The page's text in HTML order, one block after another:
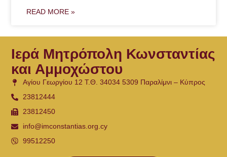
READ MORE »
Ιερά Μητρόπολη Κωνσταντίας
και Αμμοχώστου
Αγίου Γεωργίου 12 Τ.Θ. 34034 5309 Παραλίμνι – Κύπρος
23812444
23812450
info@imconstantias.org.cy
99512250